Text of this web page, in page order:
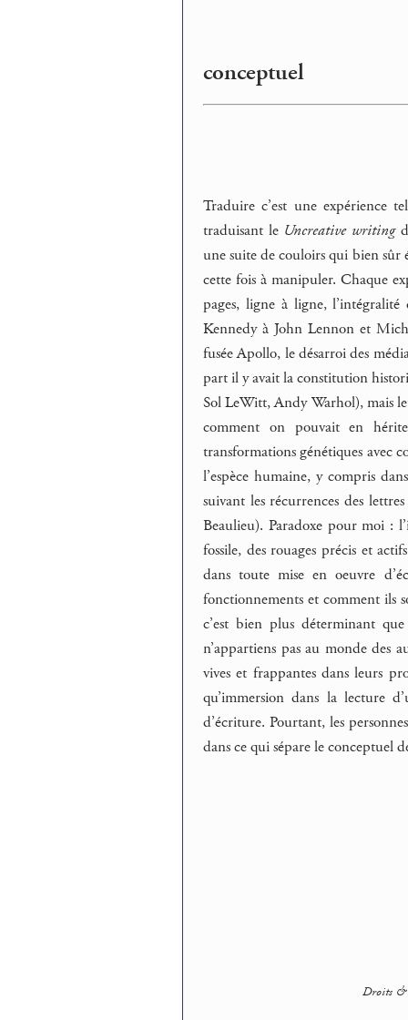
conceptuel
Traduire c’est une expérience
traduisant le Uncreative writing
une suite de couloirs qui bien sûr
cette fois à manipuler. Chaque
pages, ligne à ligne,
Kennedy à John Lennon et
fusée Apollo, le désarroi des
part il y avait la constitution
Sol LeWitt, Andy Warhol), mais
comment on pouvait en
transformations génétiques avec
l’espèce humaine, y compris
suivant les récurrences des
Beaulieu). Paradoxe pour moi :
fossile, des rouages précis et
dans toute mise en oeuvre
fonctionnements et comment ils
c’est bien plus déterminant
n’appartiens pas au monde des
vives et frappantes dans leurs
qu’immersion dans la lecture
d’écriture. Pourtant, les
dans ce qui sépare le conceptuel
Droits &